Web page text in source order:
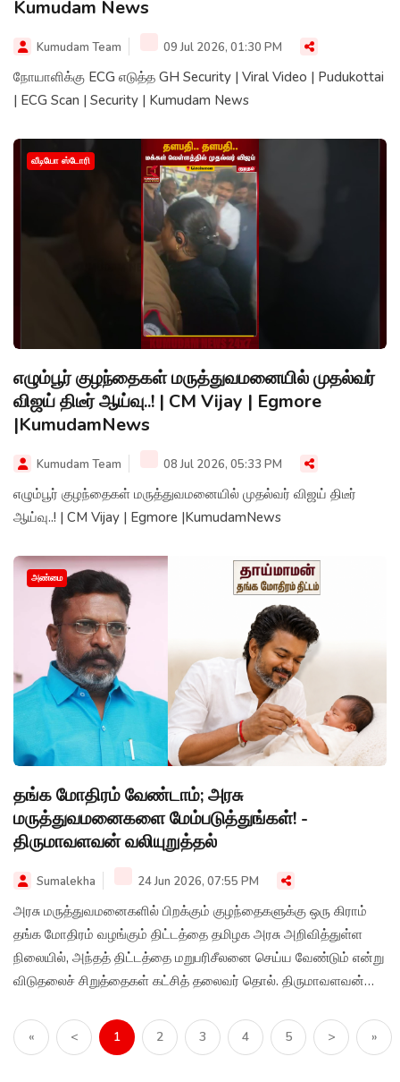
Kumudam News
Kumudam Team 09 Jul 2026, 01:30 PM
நோயாளிக்கு ECG எடுத்த GH Security | Viral Video | Pudukottai
| ECG Scan | Security | Kumudam News
வீடியோ ஸ்டோரி
எழும்பூர் குழந்தைகள் மருத்துவமனையில் முதல்வர்
விஜய் திடீர் ஆய்வு..! | CM Vijay | Egmore
|KumudamNews
Kumudam Team 08 Jul 2026, 05:33 PM
எழும்பூர் குழந்தைகள் மருத்துவமனையில் முதல்வர் விஜய் திடீர்
ஆய்வு..! | CM Vijay | Egmore |KumudamNews
அண்மை
தங்க மோதிரம் வேண்டாம்; அரசு
மருத்துவமனைகளை மேம்படுத்துங்கள்! -
திருமாவளவன் வலியுறுத்தல்
Sumalekha 24 Jun 2026, 07:55 PM
அரசு மருத்துவமனைகளில் பிறக்கும் குழந்தைகளுக்கு ஒரு கிராம்
தங்க மோதிரம் வழங்கும் திட்டத்தை தமிழக அரசு அறிவித்துள்ள
நிலையில், அந்தத் திட்டத்தை மறுபரிசீலனை செய்ய வேண்டும் என்று
விடுதலைச் சிறுத்தைகள் கட்சித் தலைவர் தொல். திருமாவளவன்
« < 1 2 3 4 5 > »